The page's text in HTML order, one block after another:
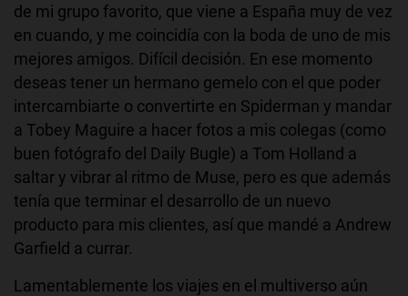
de mi grupo favorito, que viene a España muy de vez
en cuando, y me coincidía con la boda de uno de mis
mejores amigos. Difícil decisión. En ese momento
deseas tener un hermano gemelo con el que poder
intercambiarte o convertirte en Spiderman y mandar
a Tobey Maguire a hacer fotos a mis colegas (como
buen fotógrafo del Daily Bugle) a Tom Holland a
saltar y vibrar al ritmo de Muse, pero es que además
tenía que terminar el desarrollo de un nuevo
producto para mis clientes, así que mandé a Andrew
Garfield a currar.
Lamentablemente los viajes en el multiverso aún